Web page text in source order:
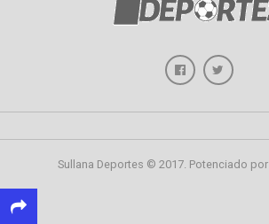
Sullana Deportes © 2017. Potenciado por